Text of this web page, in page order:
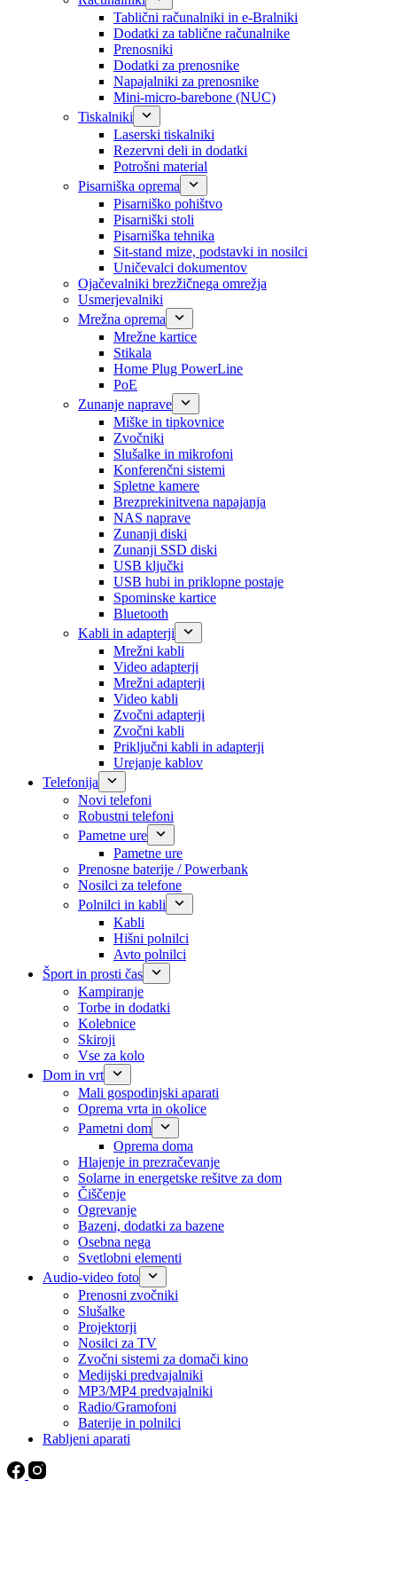
Tablični računalniki in e-Bralniki
Dodatki za tablične računalnike
Prenosniki
Dodatki za prenosnike
Napajalniki za prenosnike
Mini-micro-barebone (NUC)
Tiskalniki
Laserski tiskalniki
Rezervni deli in dodatki
Potrošni material
Pisarniška oprema
Pisarniško pohištvo
Pisarniški stoli
Pisarniška tehnika
Sit-stand mize, podstavki in nosilci
Uničevalci dokumentov
Ojačevalniki brezžičnega omrežja
Usmerjevalniki
Mrežna oprema
Mrežne kartice
Stikala
Home Plug PowerLine
PoE
Zunanje naprave
Miške in tipkovnice
Zvočniki
Slušalke in mikrofoni
Konferenčni sistemi
Spletne kamere
Brezprekinitvena napajanja
NAS naprave
Zunanji diski
Zunanji SSD diski
USB ključki
USB hubi in priklopne postaje
Spominske kartice
Bluetooth
Kabli in adapterji
Mrežni kabli
Video adapterji
Mrežni adapterji
Video kabli
Zvočni adapterji
Zvočni kabli
Priključni kabli in adapterji
Urejanje kablov
Telefonija
Novi telefoni
Robustni telefoni
Pametne ure
Pametne ure
Prenosne baterije / Powerbank
Nosilci za telefone
Polnilci in kabli
Kabli
Hišni polnilci
Avto polnilci
Šport in prosti čas
Kampiranje
Torbe in dodatki
Kolebnice
Skiroji
Vse za kolo
Dom in vrt
Mali gospodinjski aparati
Oprema vrta in okolice
Pametni dom
Oprema doma
Hlajenje in prezračevanje
Solarne in energetske rešitve za dom
Čiščenje
Ogrevanje
Bazeni, dodatki za bazene
Osebna nega
Svetlobni elementi
Audio-video foto
Prenosni zvočniki
Slušalke
Projektorji
Nosilci za TV
Zvočni sistemi za domači kino
Medijski predvajalniki
MP3/MP4 predvajalniki
Radio/Gramofoni
Baterije in polnilci
Rabljeni aparati